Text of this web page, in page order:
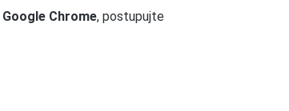
Google Chrome, postupujte